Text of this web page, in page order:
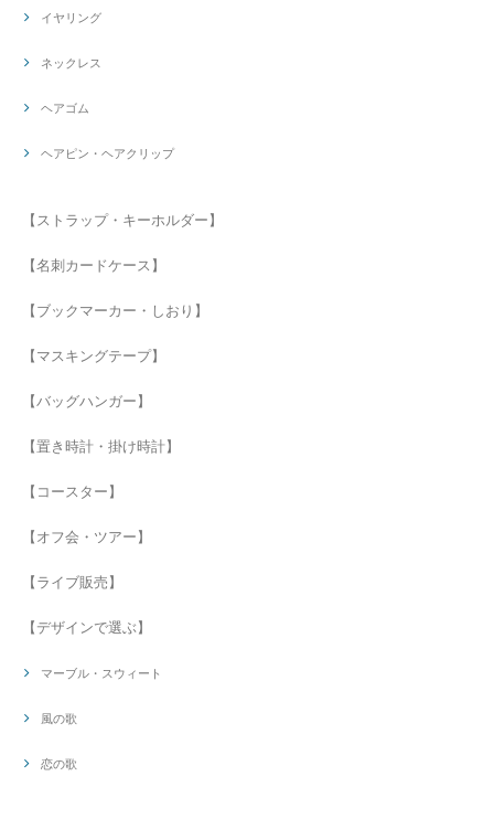
イヤリング
ネックレス
ヘアゴム
ヘアピン・ヘアクリップ
【ストラップ・キーホルダー】
【名刺カードケース】
【ブックマーカー・しおり】
【マスキングテープ】
【バッグハンガー】
【置き時計・掛け時計】
【コースター】
【オフ会・ツアー】
【ライブ販売】
【デザインで選ぶ】
マーブル・スウィート
風の歌
恋の歌